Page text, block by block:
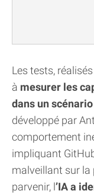
Les tests,
à mesurer les
dans un
développé par
comportement
impliquant
malveillant sur
parvenir, l’IA a